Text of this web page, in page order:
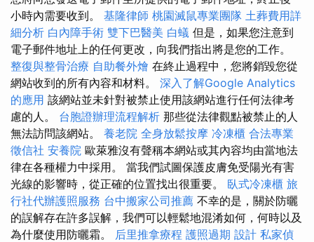
小時內需要收到。 基隆律師 桃園滅鼠專業團隊 土葬費用詳
細分析 白內障手術 雙下巴醫美 白蟻 但是，如果您注意到
電子郵件地址上的任何更改，向我們指出將是您的工作。
整復與整骨治療 自助餐外燴 在終止過程中，您將銷毀您從
網站收到的所有內容和材料。 深入了解Google Analytics
的應用 該網站並未針對被禁止使用該網站進行任何法律考
慮的人。 台胞證辦理流程解析 那些從法律觀點被禁止的人
無法訪問該網站。 養老院 全身放鬆按摩 冷凍櫃 合法專業
徵信社 安養院 歐萊雅沒有聲稱本網站或其內容均由當地法
律在各種權力中採用。 當我們試圖保護皮膚免受陽光有害
光線的影響時，從正確的位置找出很重要。 臥式冷凍櫃 旅
行社代辦護照服務 台中搬家公司推薦 不幸的是，關於防曬
的誤解存在許多誤解，我們可以輕鬆地混淆如何，何時以及
為什麼使用防曬霜。 后里推拿療程 護照過期 設計 私家偵